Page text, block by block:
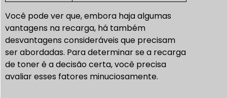
Você pode ver que, embora haja algumas
vantagens na recarga, há também
desvantagens consideráveis que precisam
ser abordadas. Para determinar se a recarga
de toner é a decisão certa, você precisa
avaliar esses fatores minuciosamente.